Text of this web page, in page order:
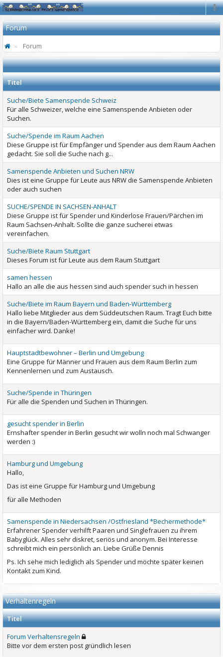
Forum
Forum
Titel
Suche/Biete Samenspende Schweiz
Für alle Schweizer, welche eine Samenspende Anbieten oder
Suchen.
Suche/Spende im Raum Aachen
Diese Gruppe ist für Empfänger und Spender aus dem Raum Aachen
gedacht. Sie soll die Suche nach g...
Samenspende Anbieten und Suchen NRW
Dies ist eine Gruppe für Leute aus NRW die Samenspende Anbieten
oder auch suchen
SUCHE/SPENDE IN SACHSEN-ANHALT
Diese Gruppe ist für Spender und Kinderlose Frauen/Pärchen im
Raum Sachsen-Anhalt. Sollte die ganze sucherei etwas
vereinfachen.
Suche/Biete Raum Stuttgart
Dieses Forum ist für Leute aus dem Raum Stuttgart
samen hessen
Hallo an alle die aus hessen sind auch spender such in hessen
Suche/Biete im Raum Bayern und Baden-Württemberg
Hallo liebe Mitglieder aus dem Süddeutschen Raum. Tragt Euch bitte
in die Bayern/Baden-Württemberg ein, damit die Suche für uns
einfacher wird. Danke!
Hauptstadtbewohner – Berlin und Umgebung
Eine Gruppe für Männer und Frauen aus dem Raum Berlin zum
Kennenlernen und zum Austausch.
Suche/Spende in Thüringen
Für alle die Spenden und Suchen in Thüringen.
gesucht spender in Berlin
Ernshafter spender in Berlin gesucht wir wolln noch mal Schwanger
werden :)
Hamburg und Umgebung
Hallo,
Das ist eine Gruppe für Hamburg und Umgebung
für alle Methoden
Samenspende in Niedersachsen /Ostfriesland *Bechermethode*
Erfahrener Spender verhilft Paaren und Singlefrauen zu ihrem
Babyglück. Alles sehr diskret, seriös und anonym. Bei Interesse
schreibt mich ein persönlich an. Liebe Grüße Dennis
Ps. Ich sehe mich lediglich als Spender und möchte später keinen
Kontakt zum Kind.
Verhaltenregeln
Titel
Forum Verhaltensregeln
Bitte vor dem ersten post gründlich lesen